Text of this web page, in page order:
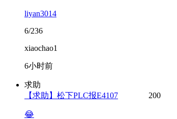
liyan3014
6/236
xiaochao1
6小时前
求助
【求助】松下PLC报E4107
200
😂